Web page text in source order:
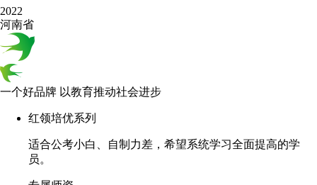
2022
河南省
一个好品牌 以教育推动社会进步
红领培优系列
适合公考小白、自制力差，希望系统学习全面提高的学
员。